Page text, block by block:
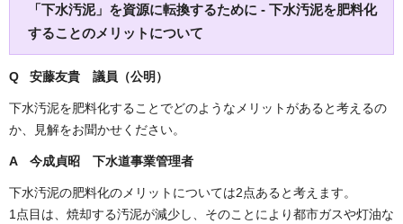
「下水汚泥」を資源に転換するために - 下水汚泥を肥料化
することのメリットについて
Q 安藤友貴 議員（公明）
下水汚泥を肥料化することでどのようなメリットがあると考えるの
か、見解をお聞かせください。
A 今成貞昭 下水道事業管理者
下水汚泥の肥料化のメリットについては2点あると考えます。
1点目は、焼却する汚泥が減少し、そのことにより都市ガスや灯油な